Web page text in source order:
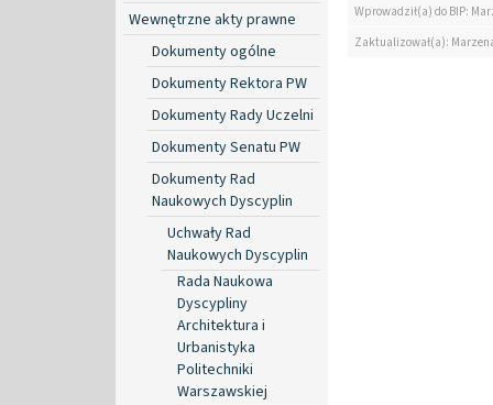
Wewnętrzne akty prawne
Dokumenty ogólne
Dokumenty Rektora PW
Dokumenty Rady Uczelni
Dokumenty Senatu PW
Dokumenty Rad
Naukowych Dyscyplin
Uchwały Rad
Naukowych Dyscyplin
Rada Naukowa
Dyscypliny
Architektura i
Urbanistyka
Politechniki
Warszawskiej
Wprowadził(a) do BIP:
Zaktualizował(a):